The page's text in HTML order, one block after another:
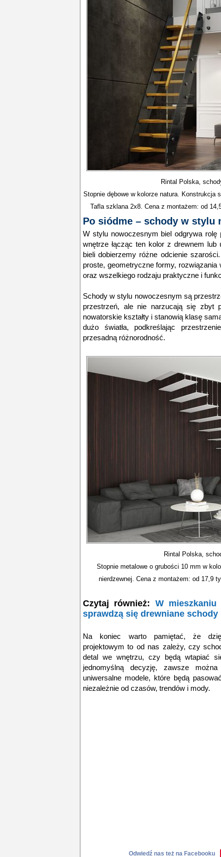
Rintal Polska,
Stopnie dębowe w kolorze natura. Konstrukcja
Tafla szklana 2x8. Cena z montażem: od
Po siódme – schody w stylu
W stylu nowoczesnym biel odgrywa rolę
wnętrze łącząc ten kolor z drewnem lub
bieli dobierzemy różne odcienie
proste, geometryczne formy,
oraz wszelkiego rodzaju praktyczne i
Schody w stylu nowoczesnym są
przestrzeń, ale nie narzucają się zbyt
nowatorskie kształty i stanowią klasę
dużo światła, podkreślając
przesadną różnorodność.
Rintal Polska,
Stopnie metalowe o grubości 10 mm w
nierdzewnej. Cena z montażem: od 17,9
Czytaj również: W mieszkaniu
sprawdzą się drewniane schody
Na koniec warto pamiętać, że
projektowym to od nas zależy, czy
detal we wnętrzu, czy będą wtapiać
jednomyślną decyzję, zawsze
uniwersalne modele, które będą
niezależnie od czasów, trendów i mody.
Odwiedź nas też na Facebooku